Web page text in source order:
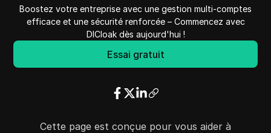
Boostez votre entreprise avec une gestion multi-comptes
efficace et une sécurité renforcée – Commencez avec
DICloak dès aujourd'hui !
Essai gratuit
Cette page est conçue pour vous aider à